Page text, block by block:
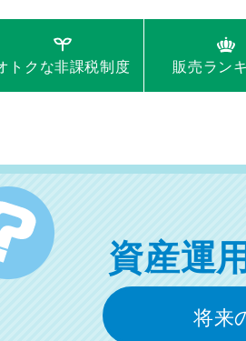
トクな非課税制度 販売ラン
資産運
将来
ァンドランキング ファンド
マイファンド登
気になるファンドを登録しておきま